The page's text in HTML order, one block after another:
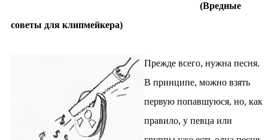
(Вредные
советы для клипмейкера)
Прежде всего, нужна песня.
В принципе, можно взять
первую попавшуюся, но, как
правило, у певца или